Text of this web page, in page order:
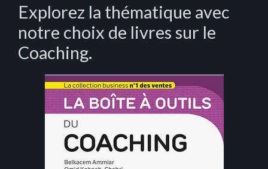
Explorez la thématique avec
notre choix de livres sur le
Coaching.